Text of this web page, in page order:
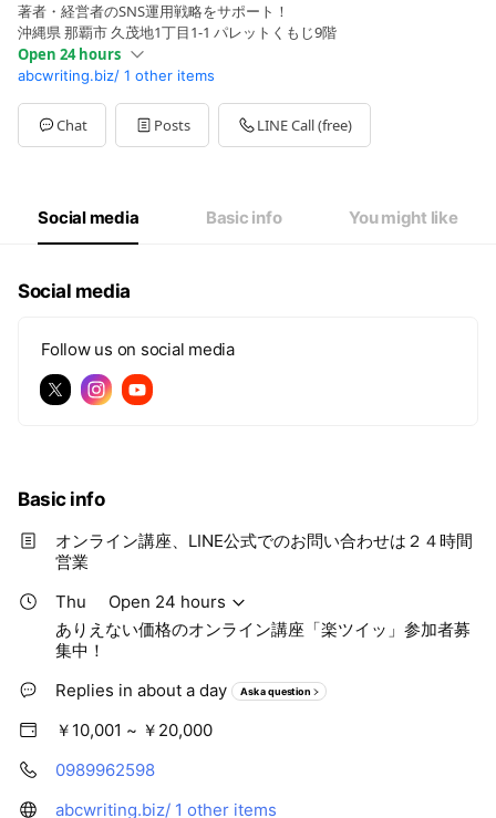
著者・経営者のSNS運用戦略をサポート！
沖縄県 那覇市 久茂地1丁目1-1 パレットくもじ9階
Open 24 hours
SunOpen 24 hours
MonOpen 24 hours
TueOpen 24 hours
WedOpen 24 hours
Open 24 hours
ありえない価格のオンライン講座「楽ツイッ」参加者募集中！
abcwriting.biz/ 1 other items
Chat Posts LINE Call (free)
Social media Basic info You might like
Social media
Follow us on social media
Basic info
オンライン講座、LINE公式でのお問い合わせは２４時間
営業
Thu
Open 24 hours
ありえない価格のオンライン講座「楽ツイッ」参加者募
集中！
Replies in about a day
Ask a question
￥10,001 ~ ￥20,000
0989962598
abcwriting.biz/ 1 other items